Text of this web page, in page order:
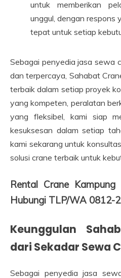
untuk memberikan
unggul, dengan respons
tepat untuk setiap
Sebagai penyedia jasa sewa
dan terpercaya, Sahabat
terbaik dalam setiap proyek
yang kompeten, peralatan
yang fleksibel, kami siap
kesuksesan dalam setiap
kami sekarang untuk
solusi crane terbaik untuk
Rental Crane
Hubungi TLP/WA 0812-
Keunggulan
dari Sekadar Sewa
Sebagai penyedia jasa